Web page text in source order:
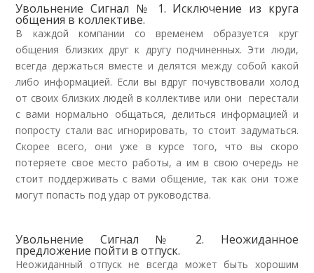
Увольнение Сигнал № 1. Исключение из круга
общения в коллективе.
В каждой компании со временем образуется круг
общения близких друг к другу подчиненных. Эти люди,
всегда держаться вместе и делятся между собой какой
либо информацией. Если вы вдруг почувствовали холод
от своих близких людей в коллективе или они перестали
с вами нормально общаться, делиться информацией и
попросту стали вас игнорировать, то стоит задуматься.
Скорее всего, они уже в курсе того, что вы скоро
потеряете свое место работы, а им в свою очередь не
стоит поддерживать с вами общение, так как они тоже
могут попасть под удар от руководства.
Увольнение Сигнал № 2. Неожиданное
предложение пойти в отпуск.
Неожиданный отпуск не всегда может быть хорошим